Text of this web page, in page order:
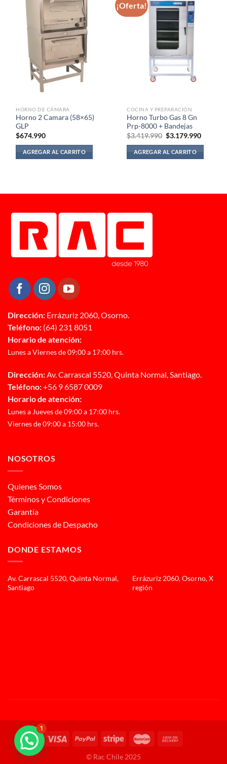
HORNO DE CÁMARA
Horno 2 Camara (58×65)
GLP
$674.990
AGREGAR AL CARRITO
¡Oferta!
COCINA Y PREPARACIÓN
Horno Turbo Gas 8 Gn
Prp-8000 + Bandejas
$3.419.990 El
original
era:
$3.419.990.
$3.179.990El
AGREGAR AL CARRITO
Dirección: Errázuriz 2060, Osorno.
Teléfono: (64) 231 8051
Horario de atención:
Lunes a Viernes de 09:00 a 17:00 hrs.
Dirección: Av. Carrascal 5520, Quinta Normal, Santiago.
Teléfono:+56 9 6587 0009
Horario de atención:
Lunes a Jueves de 09:00 a 17:00 hrs.
Viernes de 09:00 a 15:00 hrs.
NOSOTROS
Quienes Somos
Términos y Condiciones
Garantía
Condiciones de Despacho
DONDE ESTAMOS
Av. Carrascal 5520, Quinta Normal,
Santiago
Errázuriz 2060, Osorno, X
región
© Rac Chile 2025
1